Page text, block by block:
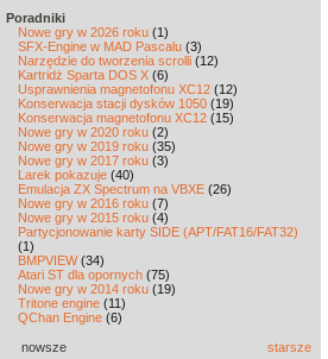
Poradniki
Nowe gry w 2026 roku (1)
SFX-Engine w MAD Pascalu (3)
Narzędzie do tworzenia scrolli (12)
Kartridż Sparta DOS X (6)
Usprawnienia magnetofonu XC12 (12)
Konserwacja stacji dysków 1050 (19)
Konserwacja magnetofonu XC12 (15)
Nowe gry w 2020 roku (2)
Nowe gry w 2019 roku (35)
Nowe gry w 2017 roku (3)
Larek pokazuje (40)
Emulacja ZX Spectrum na VBXE (26)
Nowe gry w 2016 roku (7)
Nowe gry w 2015 roku (4)
Partycjonowanie karty SIDE (APT/FAT16/FAT32)
(1)
BMPVIEW(34)
Atari ST dla opornych (75)
Nowe gry w 2014 roku (19)
Tritone engine (11)
QChan Engine (6)
nowsze starsze